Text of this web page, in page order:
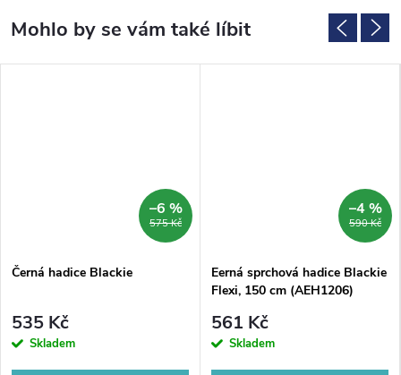
575 Kč
–6 %
Černá hadice Blackie
535 Kč
Skladem
590 Kč
–4 %
Eerná sprchová hadice Blackie
Flexi, 150 cm (AEH1206)
561 Kč
Skladem